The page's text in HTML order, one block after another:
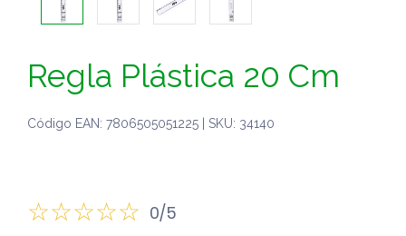
Regla Plástica 20 Cm
Código EAN: 7806505051225 | SKU: 34140
0/5